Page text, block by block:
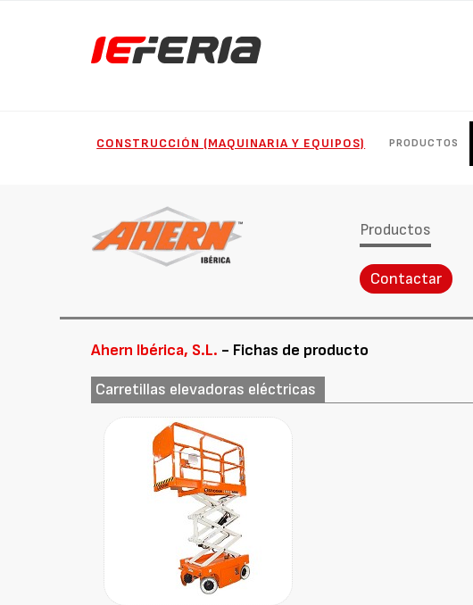
CONSTRUCCIÓN (MAQUINARIA Y EQUIPOS) PRODUCTOS
Productos
Contactar
Ahern Ibérica, S.L. - Fichas de producto
Carretillas elevadoras eléctricas